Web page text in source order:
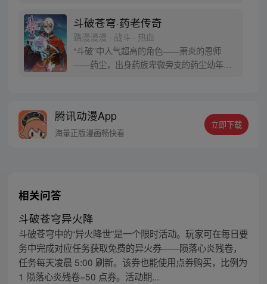
修、打怪、升级！重登人生巅峰的他让人们
知道莫欺少年穷真的很重要！
斗破苍穹·药老传奇
路漫漫漫 · 战斗 · 热血
“斗破”中人气超高的角色——萧炎的恩师
——药尘，出身药族卑微旁支的药尘幼年丧
周二、五更新】
腾讯动漫App
海量正版漫画畅快看
立即下载
相关问答
斗破苍穹异火降
斗破苍穹中的“异火降世”是一个限时活动。玩家可在每日要
务中完成对应任务获取免费的异火券——陨落心炎残卷，
任务每天凌晨 5:00 刷新。该券也能使用点券购买，比例为
1 陨落心炎残卷=50 点券。活动期...